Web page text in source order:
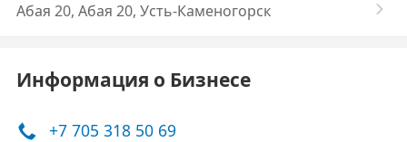
Абая 20, Абая 20, Усть-Каменогорск
Информация о Бизнесе
+7 705 318 50 69